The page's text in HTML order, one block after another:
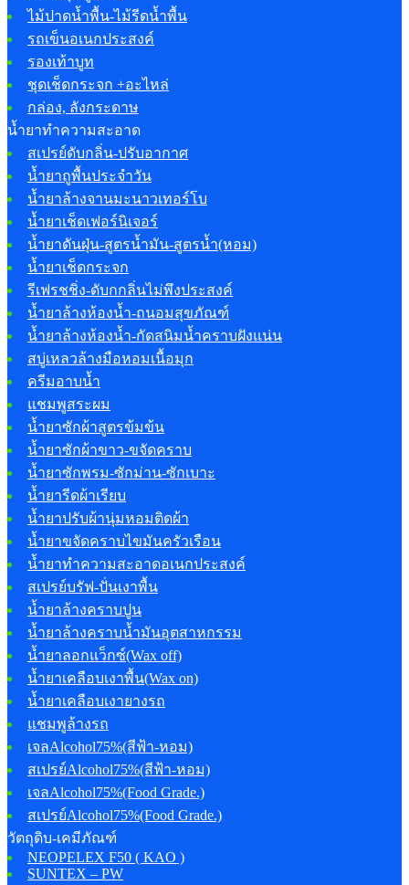
ไม้ปาดน้ำพื้น-ไม้รีดน้ำพื้น
รถเข็นอเนกประสงค์
รองเท้าบูท
ชุดเช็ดกระจก +อะไหล่
กล่อง, ลังกระดาษ
น้ำยาทำความสะอาด
สเปรย์ดับกลิ่น-ปรับอากาศ
น้ำยาถูพื้นประจำวัน
น้ำยาล้างจานมะนาวเทอร์โบ
น้ำยาเช็ดเฟอร์นิเจอร์
น้ำยาดันฝุ่น-สูตรน้ำมัน-สูตรน้ำ(หอม)
น้ำยาเช็ดกระจก
รีเฟรชชิ่ง-ดับกกลิ่นไม่พึงประสงค์
น้ำยาล้างห้องน้ำ-ถนอมสุขภัณฑ์
น้ำยาล้างห้องน้ำ-กัดสนิมน้ำคราบฝังแน่น
สบู่เหลวล้างมือหอมเนื้อมุก
ครีมอาบน้ำ
แชมพูสระผม
น้ำยาซักผ้าสูตรข้มข้น
น้ำยาซักผ้าขาว-ขจัดคราบ
น้ำยาซักพรม-ซักม่าน-ซักเบาะ
น้ำยารีดผ้าเรียบ
น้ำยาปรับผ้านุ่มหอมติดผ้า
น้ำยาขจัดคราบไขมันครัวเรือน
น้ำยาทำความสะอาดอเนกประสงค์
สเปรย์บรัฟ-ปั่นเงาพื้น
น้ำยาล้างคราบปูน
น้ำยาล้างคราบน้ำมันอุตสาหกรรม
น้ำยาลอกแว็กซ์(Wax off)
น้ำยาเคลือบเงาพื้น(Wax on)
น้ำยาเคลือบเงายางรถ
แชมพูล้างรถ
เจลAlcohol75%(สีฟ้า-หอม)
สเปรย์Alcohol75%(สีฟ้า-หอม)
เจลAlcohol75%(Food Grade.)
สเปรย์Alcohol75%(Food Grade.)
วัตถุดิบ-เคมีภัณฑ์
NEOPELEX F50 ( KAO )
SUNTEX – PW